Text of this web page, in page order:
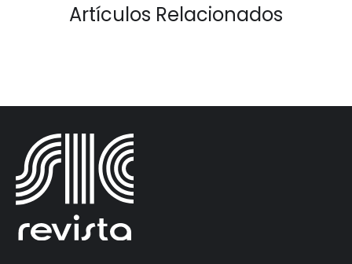
Artículos Relacionados